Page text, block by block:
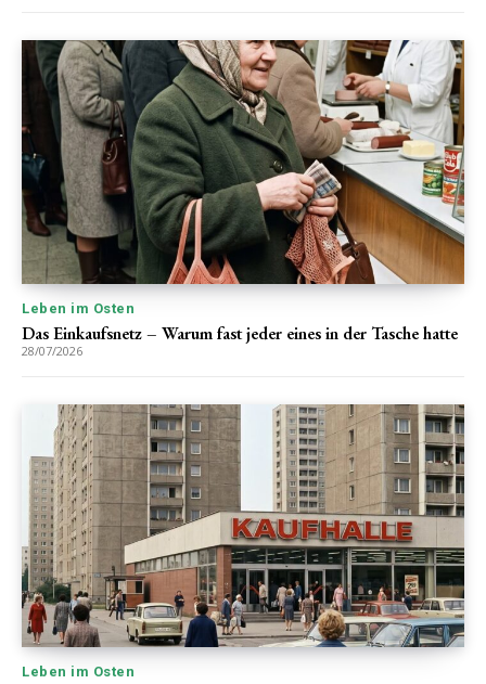
Leben im Osten
Das Einkaufsnetz – Warum fast jeder eines in der Tasche hatte
28/07/2026
Leben im Osten